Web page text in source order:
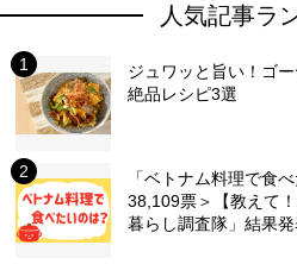
人気記事ラ
ジュワッと旨い！ゴ
絶品レシピ3選
「ベトナム料理で食
38,109票＞【教えて
暮らし調査隊」結果発